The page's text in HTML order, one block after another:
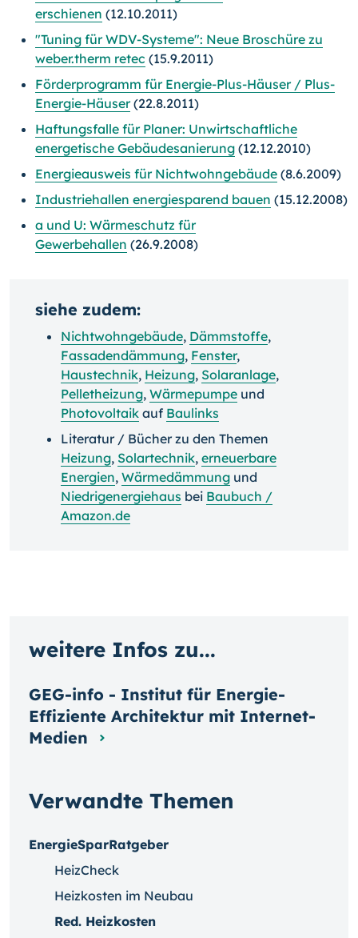
erschienen (12.10.2011)
"Tuning für WDV-Systeme": Neue Broschüre zu
weber.therm retec (15.9.2011)
Förderprogramm für Energie-Plus-Häuser / Plus-
Energie-Häuser(22.8.2011)
Haftungsfalle für Planer: Unwirtschaftliche
energetische Gebäudesanierung (12.12.2010)
Energieausweis für Nichtwohngebäude (8.6.2009)
Industriehallen energiesparend bauen (15.12.2008)
a und U: Wärmeschutz für
Gewerbehallen (26.9.2008)
siehe zudem:
Nichtwohngebäude, Dämmstoffe,
Fassadendämmung, Fenster,
Haustechnik, Heizung, Solaranlage,
Pelletheizung, Wärmepumpe und
Photovoltaik auf Baulinks
Literatur / Bücher zu den Themen
Heizung, Solartechnik, erneuerbare
Energien, Wärmedämmung und
Niedrigenergiehaus bei Baubuch /
Amazon.de
Verwandte Themen
EnergieSparRatgeber
HeizCheck
Heizkosten im Neubau
Red. Heizkosten
weitere Infos zu...
GEG-info - Institut für Energie-
Effiziente Architektur mit Internet-
Medien